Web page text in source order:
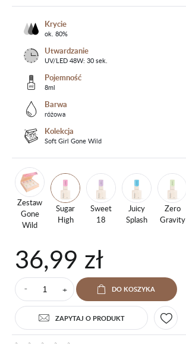
Krycie
ok. 80%
Utwardzanie
UV/LED 48W: 30 sek.
Pojemność
8ml
Barwa
różowa
Kolekcja
Soft Girl Gone Wild
Zestaw
Gone
Wild
Sugar
High
Sweet
18
Juicy
Splash
Zero
Gravity
36,99 zł
⁻ + DO KOSZYKA
ZAPYTAJ O PRODUKT